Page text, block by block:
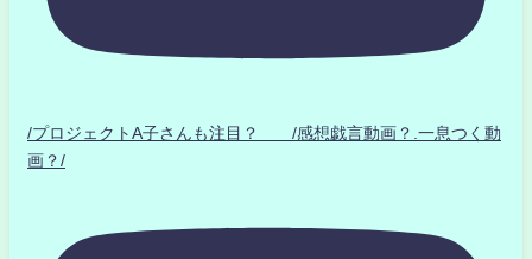
/プロジェクトA子さんも注目？ /感想戯言動画？.一息つく動
画？/